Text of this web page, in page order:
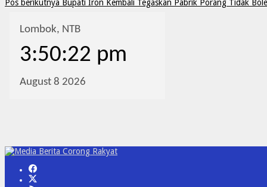
Pos berikutnya Bupati Iron Kembali Tegaskan Pabrik Porang Tidak